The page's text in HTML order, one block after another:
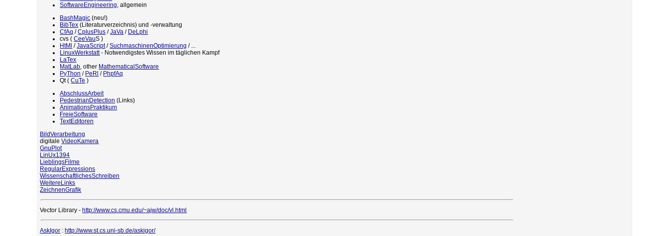
SoftwareEngineering, allgemein
BashMagic (neu!)
BibTex (Literaturverzeichnis) und -verwaltung
CfAq /CplusPlus /JaVa / DeLphi
cvs (CeeVauS )
HtMl /JavaScript/SuchmaschinenOptimierung / ...
LinuxWerkstatt- Notwendigstes Wissen im täglichen Kampf
LaTex
MatLab, other MathematicalSoftware
PyThon / PeRl / PhpfAq
Qt (CuTe )
AbschlussArbeit
PedestrianDetection (Links)
AnimationsPraktikum
FreieSoftware
TextEditoren
BildVerarbeitung
digitaleVideoKamera
GnuPlot
LinUx1394
LieblingsFilme
RegularExpressions
WissenschaftlichesSchreiben
WeitereLinks
ZeichnenGrafik
Vector Library - http://www.cs.cmu.edu/~ajw/doc/vl.html
AskIgor : http://www.st.cs.uni-sb.de/askigor/